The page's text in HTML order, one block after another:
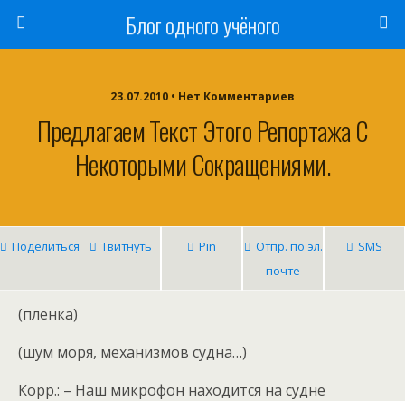
Блог одного учёного
23.07.2010 • Нет Комментариев
Предлагаем Текст Этого Репортажа С
Некоторыми Сокращениями.
Поделиться Твитнуть Pin
Отпр. по эл.
почте
SMS
(пленка)
(шум моря, механизмов судна…)
Корр.: – Наш микрофон находится на судне